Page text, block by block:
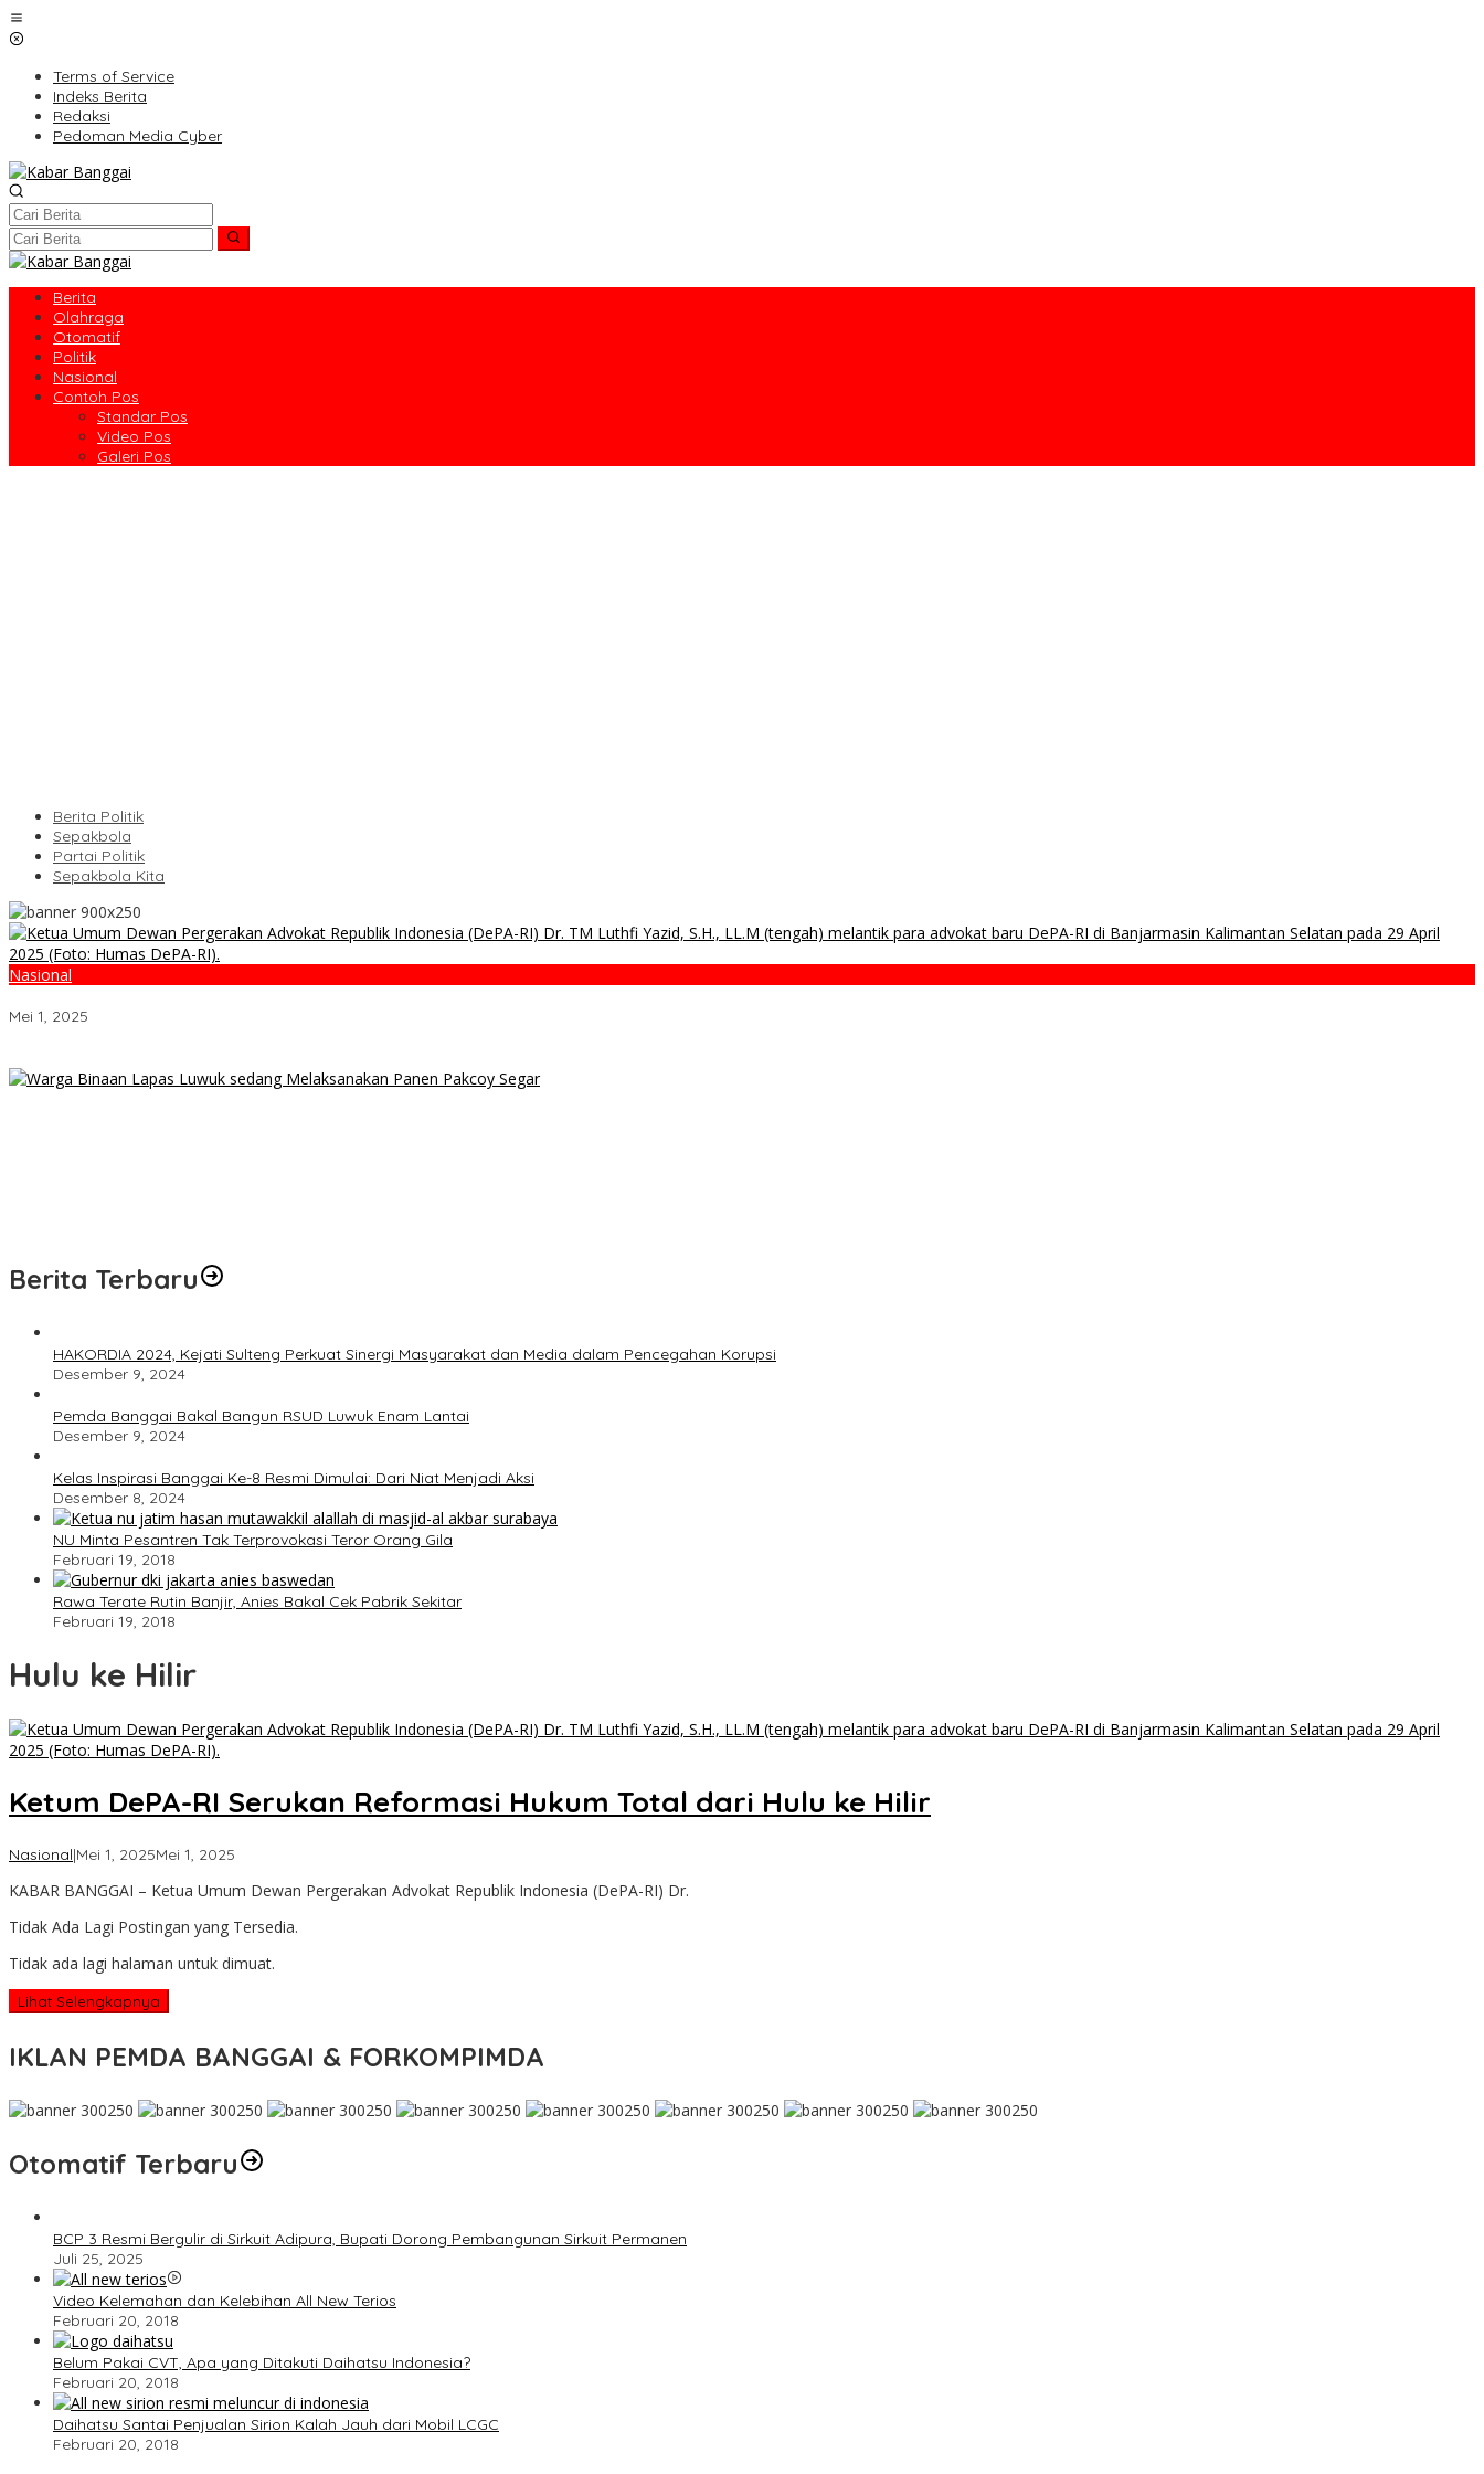
Lewati
ke
Terms of Service
Indeks Berita
Redaksi
Pedoman Media Cyber
Berita
Olahraga
Otomatif
Politik
Nasional
Contoh Pos
Standar Pos
Video Pos
Galeri Pos
Berita Politik
Sepakbola
Partai Politik
Sepakbola Kita
Nasional
Mei 1, 2025
Berita Terbaru
HAKORDIA 2024, Kejati Sulteng Perkuat Sinergi Masyarakat dan Media dalam Pencegahan Korupsi
Desember 9, 2024
Pemda Banggai Bakal Bangun RSUD Luwuk Enam Lantai
Desember 9, 2024
Kelas Inspirasi Banggai Ke-8 Resmi Dimulai: Dari Niat Menjadi Aksi
Desember 8, 2024
NU Minta Pesantren Tak Terprovokasi Teror Orang Gila
Februari 19, 2018
Rawa Terate Rutin Banjir, Anies Bakal Cek Pabrik Sekitar
Februari 19, 2018
Hulu ke Hilir
Ketum DePA-RI Serukan Reformasi Hukum Total dari Hulu ke Hilir
Nasional|Mei 1, 2025Mei 1, 2025
Kabar
KABAR BANGGAI – Ketua Umum Dewan Pergerakan Advokat Republik Indonesia (DePA-RI) Dr.
Tidak Ada Lagi Postingan yang Tersedia.
Tidak ada lagi halaman untuk dimuat.
Lihat Selengkapnya
IKLAN PEMDA BANGGAI & FORKOMPIMDA
Otomatif Terbaru
BCP 3 Resmi Bergulir di Sirkuit Adipura, Bupati Dorong Pembangunan Sirkuit Permanen
Juli 25, 2025
Video Kelemahan dan Kelebihan All New Terios
Februari 20, 2018
Belum Pakai CVT, Apa yang Ditakuti Daihatsu Indonesia?
Februari 20, 2018
Daihatsu Santai Penjualan Sirion Kalah Jauh dari Mobil LCGC
Februari 20, 2018